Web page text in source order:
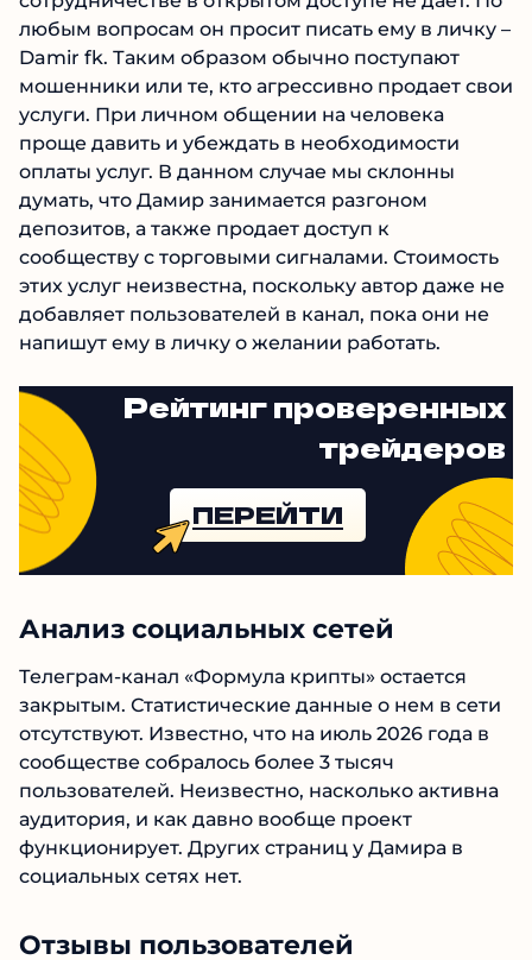
сотрудничестве в открытом доступе не дает.
По любым вопросам он просит писать ему в
личку – Damir fk. Таким образом обычно
поступают мошенники или те, кто агрессивно
продает свои услуги. При личном общении на
человека проще давить и убеждать в
необходимости оплаты услуг. В данном случае
мы склонны думать, что Дамир занимается
разгоном депозитов, а также продает доступ к
сообществу с торговыми сигналами.
Стоимость этих услуг неизвестна, поскольку
автор даже не добавляет пользователей в
желании работать.
Рейтинг проверенных
трейдеров
ПЕРЕЙТИ
Анализ социальных сетей
Телеграм-канал «Формула крипты» остается
закрытым. Статистические данные о нем в
сети отсутствуют. Известно, что на июль 2026
года в сообществе собралось более 3 тысяч
пользователей. Неизвестно, насколько
активна аудитория, и как давно вообще
Дамира в социальных сетях нет.
№1 В РЕЙТИНГЕ